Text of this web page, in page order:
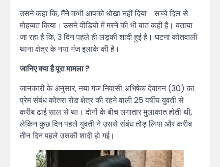
उसने कहा कि, मैंने कभी आपको धोखा नहीं दिया। सच्चे दिल से
मोहब्बत किया। उसने वीडियो में मरने की भी बात कही है। बताया
जा रहा है कि, 3 दिन पहले ही लड़की शादी हुई है। घटना कोतवाली
थाना क्षेत्र के नया गंज इलाके की है।
जानिए क्या है पूरा मामला ?
जानकारी के अनुसार, नया गंज निवासी अभिषेक देवांगन (30) का
प्रेम संबंध कोतरा रोड क्षेत्र की रहने वाली 25 वर्षीय युवती से
करीब ढाई साल से था। दोनों के बीच लगातार मुलाकात होती थी,
लेकिन कुछ दिन पहले युवती ने उससे संबंध तोड़ लिया और करीब
तीन दिन पहले उसकी शादी हो गई।